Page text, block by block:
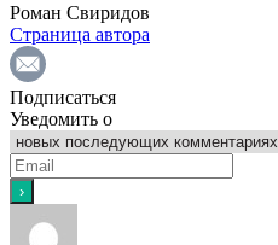
Роман Свиридов
Страница автора
Подписаться
Уведомить о